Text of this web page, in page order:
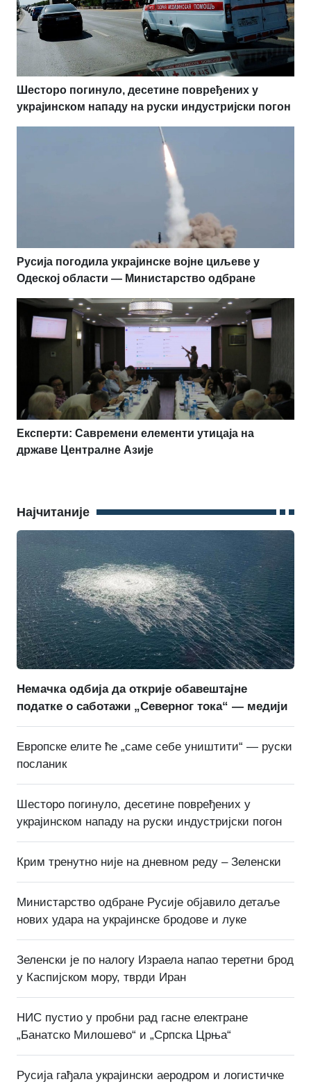
Шесторо погинуло, десетине повређених у
украјинском нападу на руски индустријски погон
Русија погодила украјинске војне циљеве у
Одеској области — Министарство одбране
Експерти: Савремени елементи утицаја на
државе Централне Азије
Најчитаније
Немачка одбија да открије обавештајне
податке о саботажи „Северног тока“ — медији
Европске елите ће „саме себе уништити“ — руски
посланик
Шесторо погинуло, десетине повређених у
украјинском нападу на руски индустријски погон
Крим тренутно није на дневном реду – Зеленски
Министарство одбране Русије објавило детаље
нових удара на украјинске бродове и луке
Зеленски је по налогу Израела напао теретни брод
у Каспијском мору, тврди Иран
НИС пустио у пробни рад гасне електране
„Банатско Милошево“ и „Српска Црња“
Русија гађала украјински аеродром и логистичке